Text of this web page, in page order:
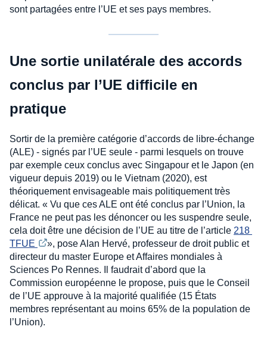
sont partagées entre l’UE et ses pays membres.
Une sortie unilatérale des accords
conclus par l’UE difficile en
pratique
Sortir de la première catégorie d’accords de libre-échange
(ALE) - signés par l’UE seule - parmi lesquels on trouve
par exemple ceux conclus avec Singapour et le Japon (en
vigueur depuis 2019) ou le Vietnam (2020), est
théoriquement envisageable mais politiquement très
délicat. « Vu que ces ALE ont été conclus par l’Union, la
France ne peut pas les dénoncer ou les suspendre seule,
cela doit être une décision de l’UE au titre de l’article 218
TFUE
», pose Alan Hervé, professeur de droit public et
directeur du master Europe et Affaires mondiales à
Sciences Po Rennes. Il faudrait d’abord que la
Commission européenne le propose, puis que le Conseil
de l’UE approuve à la majorité qualifiée (15 États
membres représentant au moins 65% de la population de
l’Union).